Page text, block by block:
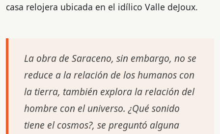
casa relojera ubicada en el idílico Valle deJoux.
La obra de Saraceno, sin embargo, no se
reduce a la relación de los humanos con
la tierra, también explora la relación del
hombre con el universo. ¿Qué sonido
tiene el cosmos?, se preguntó alguna